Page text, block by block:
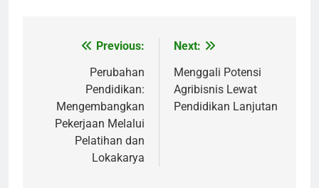
navigation
Previous:
Perubahan
Pendidikan:
Mengembangkan
Pekerjaan Melalui
Pelatihan dan
Lokakarya
Next:
Menggali Potensi
Agribisnis Lewat
Pendidikan Lanjutan